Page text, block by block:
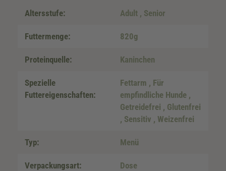
Altersstufe: Adult , Senior
Futtermenge: 820g
Proteinquelle: Kaninchen
Spezielle
Futtereigenschaften:
Fettarm , Für
empfindliche Hunde ,
Getreidefrei , Glutenfrei
, Sensitiv , Weizenfrei
Typ: Menü
Verpackungsart: Dose